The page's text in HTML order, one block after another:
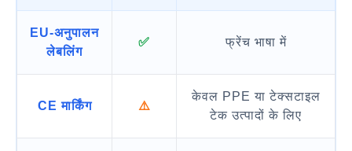
EU-अनुपालन
लेबलिंग
✅ फ्रेंच भाषा में
CE मार्किंग ⚠️
केवल PPE या टेक्सटाइल
टेक उत्पादों के लिए